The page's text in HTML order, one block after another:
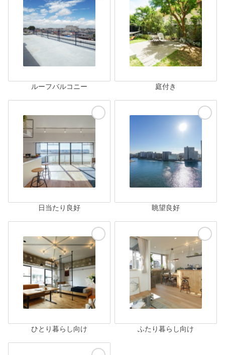
ルーフバルコニー 庭付き
日当たり良好 眺望良好
ひとり暮らし向け ふたり暮らし向け